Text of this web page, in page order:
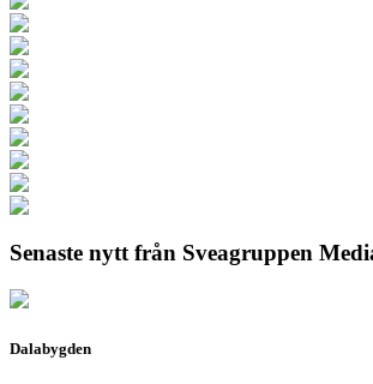
Senaste nytt från Sveagruppen
Dalabygden